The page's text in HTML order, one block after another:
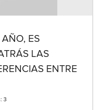
ES
LAS
ENTRE
3